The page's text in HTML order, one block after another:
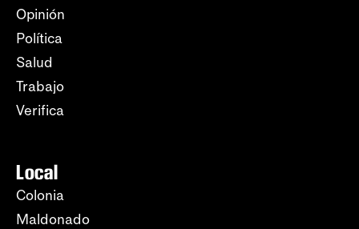
Opinión
Política
Salud
Trabajo
Verifica
Local
Colonia
Maldonado